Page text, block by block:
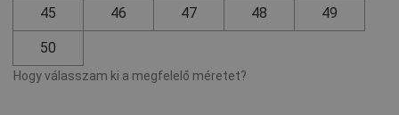
45 46 47 48 49
50
Hogy válasszam ki a megfelelő méretet?